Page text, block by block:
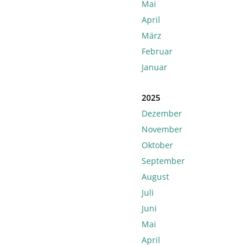
Mai
April
März
Februar
Januar
2025
Dezember
November
Oktober
September
August
Juli
Juni
Mai
April